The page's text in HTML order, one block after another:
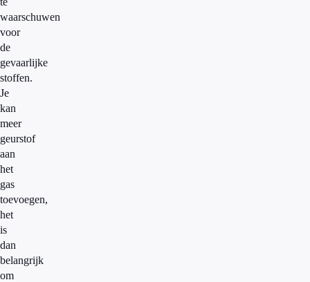
waarschuwen
voor
de
gevaarlijke
stoffen.
Je
kan
meer
geurstof
aan
het
gas
toevoegen,
het
is
dan
belangrijk
om